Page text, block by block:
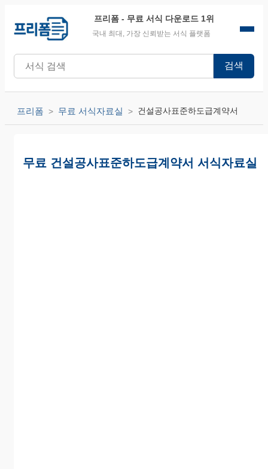
프리폼 - 무료 서식 다운로드 1위
국내 최대, 가장 신뢰받는 서식 플랫폼
검색
프리폼 무료 서식자료실 건설공사표준하도급계약서
무료 건설공사표준하도급계약서 서식자료실